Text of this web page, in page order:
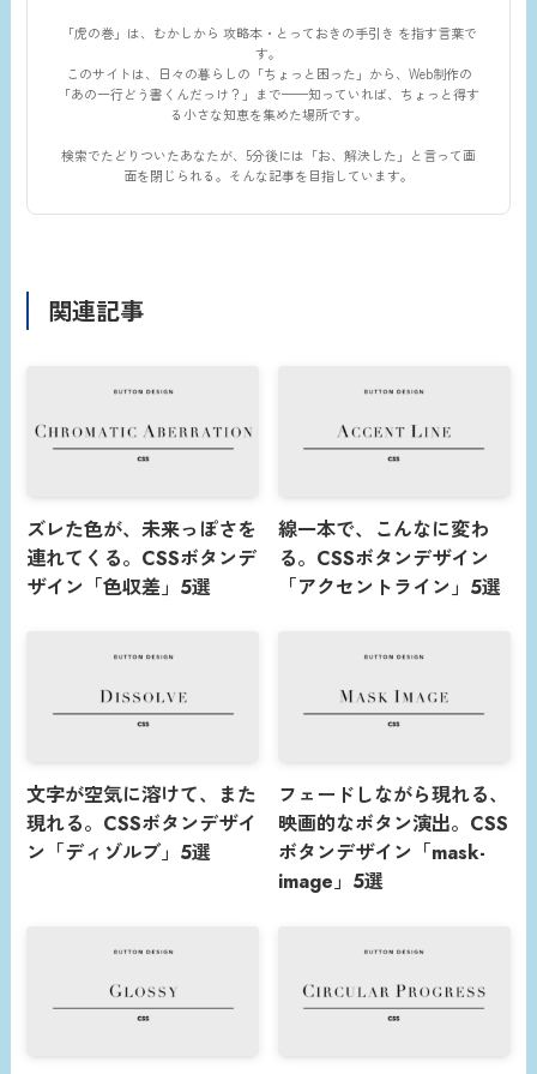
「虎の巻」は、むかしから 攻略本・とっておきの手引き を指す言葉で
す。
このサイトは、日々の暮らしの「ちょっと困った」から、Web制作の
「あの一行どう書くんだっけ？」まで——知っていれば、ちょっと得す
る小さな知恵を集めた場所です。
検索でたどりついたあなたが、5分後には「お、解決した」と言って画
面を閉じられる。そんな記事を目指しています。
関連記事
ズレた色が、未来っぽさを
連れてくる。CSSボタンデ
ザイン「色収差」5選
線一本で、こんなに変わ
る。CSSボタンデザイン
「アクセントライン」5選
文字が空気に溶けて、また
現れる。CSSボタンデザイ
ン「ディゾルブ」5選
フェードしながら現れる、
映画的なボタン演出。CSS
ボタンデザイン「mask-
image」5選